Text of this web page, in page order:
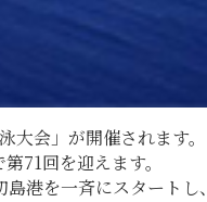
会」が開催されます。
71回を迎えます。
港を一斉にスタート